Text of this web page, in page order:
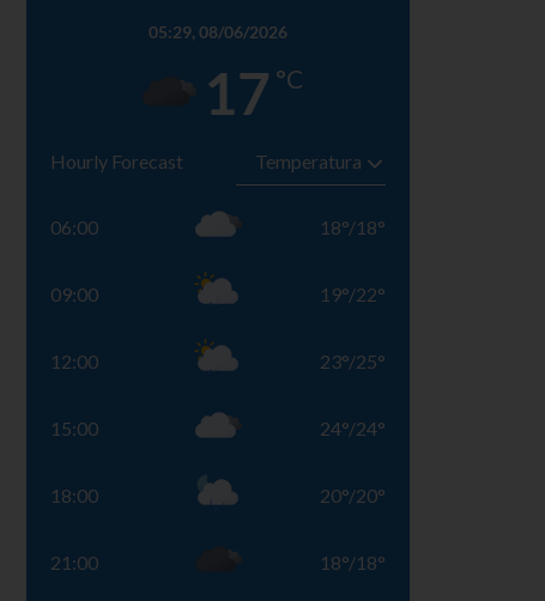
05:29, 08/06/2026
17 °C
Hourly Forecast
06:00 18°/18°
09:00 19°/22°
12:00 23°/25°
15:00 24°/24°
18:00 20°/20°
21:00 18°/18°